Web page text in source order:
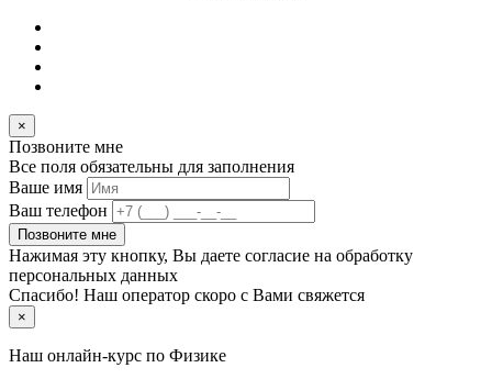
×
Позвоните мне
Все поля обязательны для заполнения
Ваше имя
Ваш телефон
Позвоните мне
Нажимая эту кнопку, Вы даете согласие на обработку
персональных данных
Спасибо! Наш оператор скоро с Вами свяжется
×
Наш онлайн-курс по Физике